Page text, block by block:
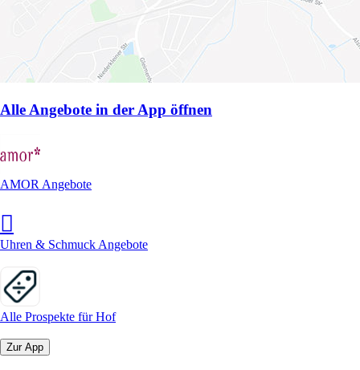
Alle Angebote in der App öffnen
AMOR Angebote
Uhren & Schmuck Angebote
Alle Prospekte für Hof
Zur App